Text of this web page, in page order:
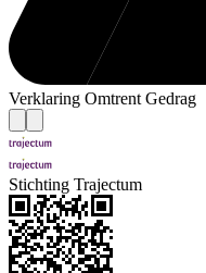
Verklaring Omtrent Gedrag
Stichting Trajectum